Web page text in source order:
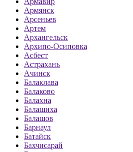
Армянск
Арсеньев
Артем
Архангельск
Архипо-Осиповка
Асбест
Астрахань
Ачинск
Балаклава
Балаково
Балахна
Балашиха
Балашов
Барнаул
Батайск
Бахчисарай